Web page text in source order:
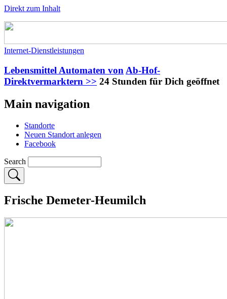
Direkt zum Inhalt
Internet-Dienstleistungen
Lebensmittel Automaten von Ab-Hof-
Direktvermarktern >> 24 Stunden für Dich geöffnet
Main navigation
Standorte
Neuen Standort anlegen
Facebook
Search
Frische Demeter-Heumilch